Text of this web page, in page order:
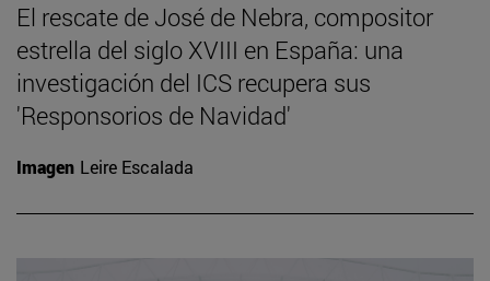
El rescate de José de Nebra, compositor
estrella del siglo XVIII en España: una
investigación del ICS recupera sus
'Responsorios de Navidad'
Imagen Leire Escalada